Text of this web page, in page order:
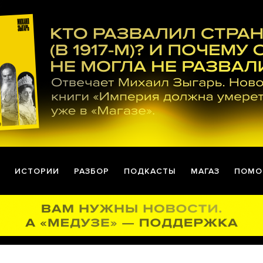
ИСТОРИИ РАЗБОР ПОДКАСТЫ МАГАЗ